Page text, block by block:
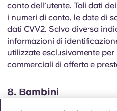
conto dell’utente. Tali dati
i numeri di conto, le date di
dati CVV2. Salvo diversa
informazioni di
utilizzate esclusivamente
commerciali di offerta e
8. Bambini